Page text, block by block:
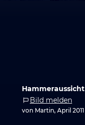
Hammeraussicht
Bild melden
von Martin, April 2011